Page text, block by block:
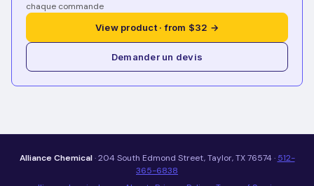
chaque commande
View product · from $32 →
Demander un devis
Alliance Chemical· 204 South Edmond Street, Taylor, TX 76574 · 512-
365-6838